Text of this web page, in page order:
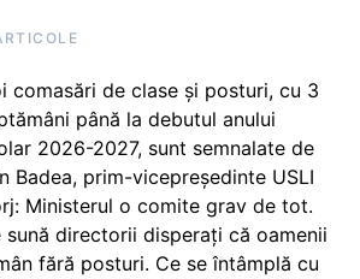
comasări de clase și posturi, cu 3
până la debutul anului
2026-2027, sunt semnalate de
Badea, prim-vicepreședinte USLI
Ministerul o comite grav de tot.
sună directorii disperați că oamenii
fără posturi. Ce se întâmplă cu